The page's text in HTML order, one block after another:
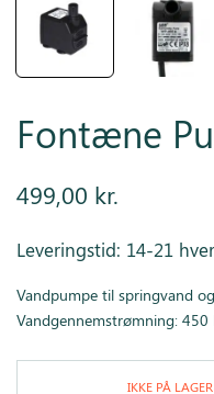
Fontæne
499,00 kr.
Leveringstid: 14-21
Vandpumpe til springvand
Vandgennemstrømning:
IKKE PÅ LAGER